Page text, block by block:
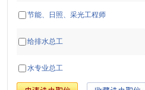
节能、日照、采光工程师
给排水总工
水专业总工